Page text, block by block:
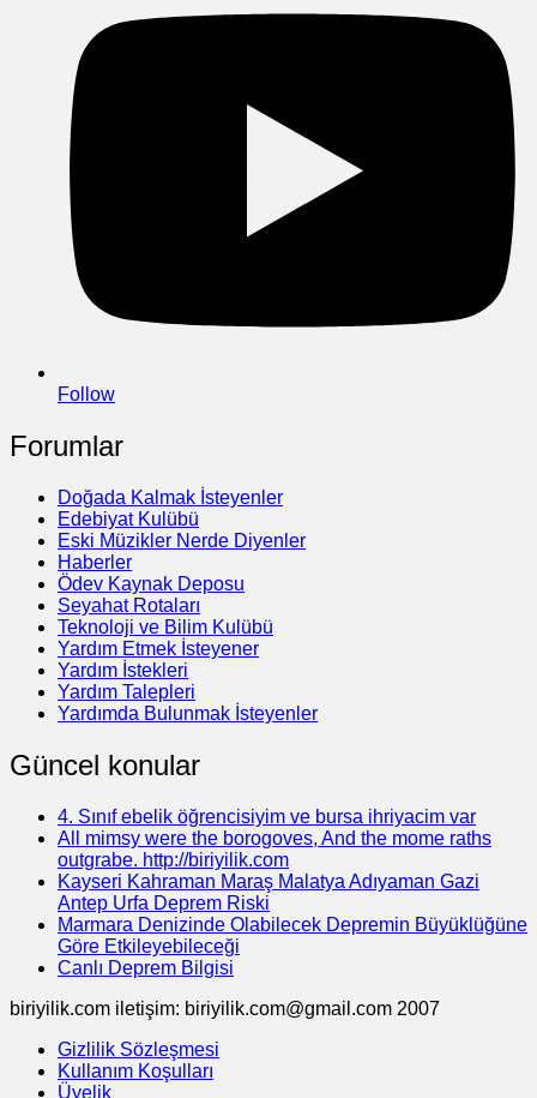
Follow
Forumlar
Doğada Kalmak İsteyenler
Edebiyat Kulübü
Eski Müzikler Nerde Diyenler
Haberler
Ödev Kaynak Deposu
Seyahat Rotaları
Teknoloji ve Bilim Kulübü
Yardım Etmek İsteyener
Yardım İstekleri
Yardım Talepleri
Yardımda Bulunmak İsteyenler
Güncel konular
4. Sınıf ebelik öğrencisiyim ve bursa ihriyacim var
All mimsy were the borogoves, And the mome raths
outgrabe. http://biriyilik.com
Kayseri Kahraman Maraş Malatya Adıyaman Gazi
Antep Urfa Deprem Riski
Marmara Denizinde Olabilecek Depremin Büyüklüğüne
Göre Etkileyebileceği
Canlı Deprem Bilgisi
biriyilik.com iletişim: biriyilik.com@gmail.com 2007
Gizlilik Sözleşmesi
Kullanım Koşulları
Üyelik